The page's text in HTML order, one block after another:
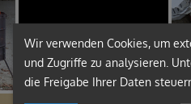
Wir verwenden Cookies, um
und Zugriffe zu analysieren.
die Freigabe Ihrer Daten